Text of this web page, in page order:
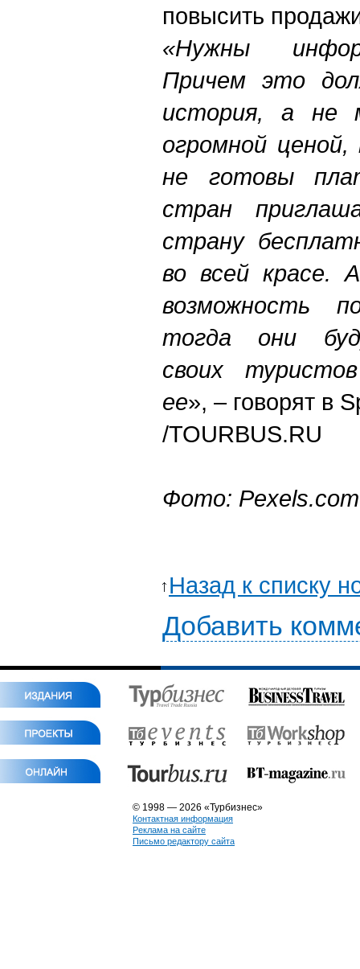
повысить
«Нужны
Причем это
история, а не
огромной
не готовы
стран
страну
во всей красе.
возможность
тогда они
своих
ее», – говорят в
/TOURBUS.RU
Фото: Pexels.сom
Назад к списку
Добавить
© 1998 — 2026 «Турбизнес»
Контактная информация
Реклама на сайте
Письмо редактору сайта